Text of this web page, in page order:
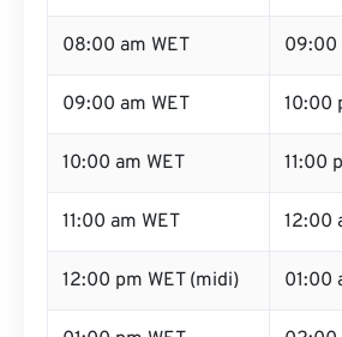
08:00 am WET 09:00
09:00 am WET 10:00
10:00 am WET 11:00
11:00 am WET 12:00
12:00 pm WET (midi) 01:00